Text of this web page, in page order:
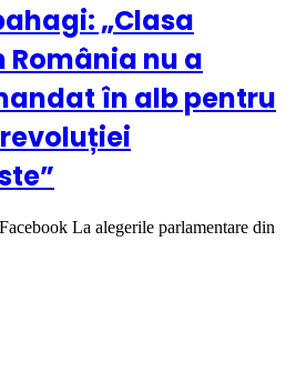
„Clasa
nu a
în alb pentru
La alegerile parlamentare din